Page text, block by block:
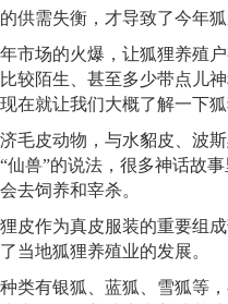
供需失衡，才导致了今年狐
市场的火爆，让狐狸养殖
较陌生、甚至多少带点儿
在就让我们大概了解一下狐
毛皮动物，与水貂皮、波
仙兽”的说法，很多神话故
去饲养和宰杀。
皮作为真皮服装的重要组
当地狐狸养殖业的发展。
类有银狐、蓝狐、雪狐等